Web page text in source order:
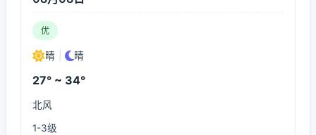
优
晴 晴
27° ~ 34°
北风
1-3级